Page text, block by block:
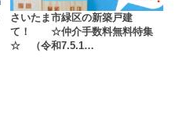
さいたま市緑区の新築戸建
て！ ☆仲介手数料無料特集
☆ （令和7.5.1…